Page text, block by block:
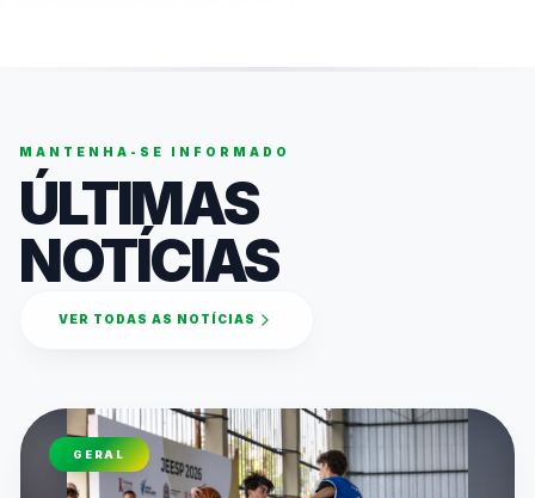
MANTENHA-SE INFORMADO
ÚLTIMAS
NOTÍCIAS
VER TODAS AS NOTÍCIAS
GERAL